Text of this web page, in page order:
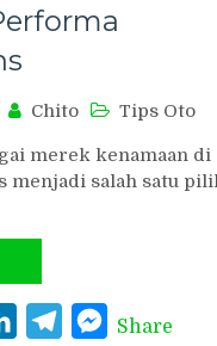
Chito Tips Oto
merek kenamaan di
menjadi salah satu
LinkedInTelegramMessenger
Share